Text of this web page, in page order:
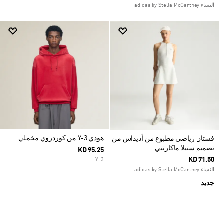
النساء adidas by Stella McCartney
فستان رياضي مطبوع من أديداس من
تصميم ستيلا ماكارتني
KD 71.50
النساء adidas by Stella McCartney
جديد
هودي Y-3 من كوردروي مخملي
KD 95.25
Y-3